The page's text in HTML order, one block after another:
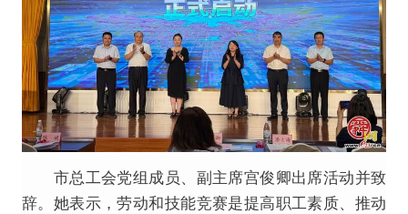
市总工会党组成员、副主席宫俊卿出席活动并致
辞。她表示，劳动和技能竞赛是提高职工素质、推动